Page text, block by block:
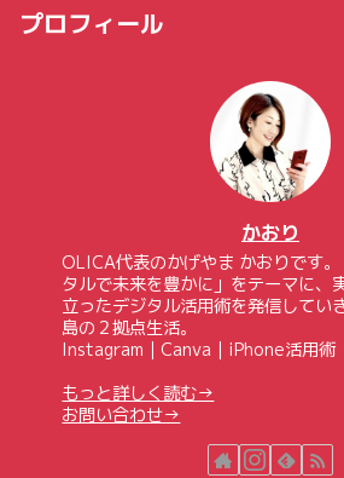
プロフィール
かおり
OLICA代表のかげやま かおりです
タルで未来を豊かに」をテーマに、
立ったデジタル活用術を発信してい
島の２拠点生活。
Instagram｜Canva｜iPhone活用術
もっと詳しく読む→
お問い合わせ→